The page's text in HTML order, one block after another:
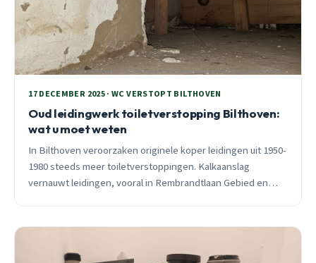
17 DECEMBER 2025 · WC VERSTOPT BILTHOVEN
Oud leidingwerk toiletverstopping Bilthoven:
wat u moet weten
In Bilthoven veroorzaken originele koper leidingen uit 1950-
1980 steeds meer toiletverstoppingen. Kalkaanslag
vernauwt leidingen, vooral in Rembrandtlaan Gebied en